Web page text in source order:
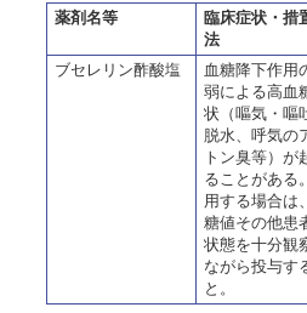
薬剤名等
臨床症状・措
法
ブセレリン酢酸塩
血糖降下作用
弱による高血
状（嘔気・嘔
脱水、呼気の
トン臭等）が
ることがある
用する場合は
糖値その他患
状態を十分観
ながら投与す
と。